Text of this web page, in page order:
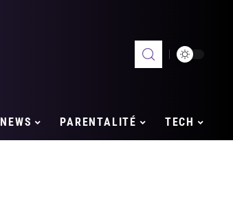
NEWS PARENTALITÉ TECH